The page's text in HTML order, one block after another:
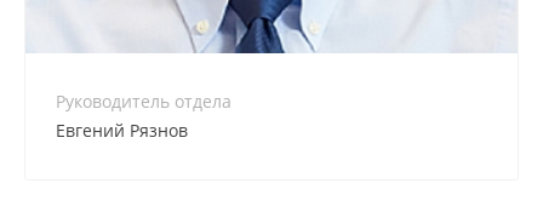
Руководитель отдела
Евгений Рязнов
no-reply@intecweb.ru